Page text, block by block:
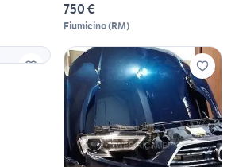
750 €
Fiumicino(RM)